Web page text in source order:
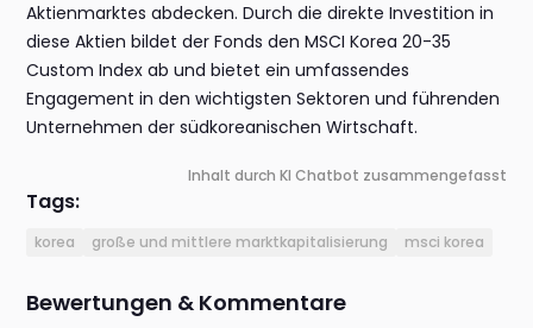
Aktienmarktes abdecken. Durch die direkte Investition in
diese Aktien bildet der Fonds den MSCI Korea 20-35
Custom Index ab und bietet ein umfassendes
Engagement in den wichtigsten Sektoren und führenden
Unternehmen der südkoreanischen Wirtschaft.
Inhalt durch KI Chatbot zusammengefasst
Tags:
korea große und mittlere marktkapitalisierung msci korea
Bewertungen & Kommentare